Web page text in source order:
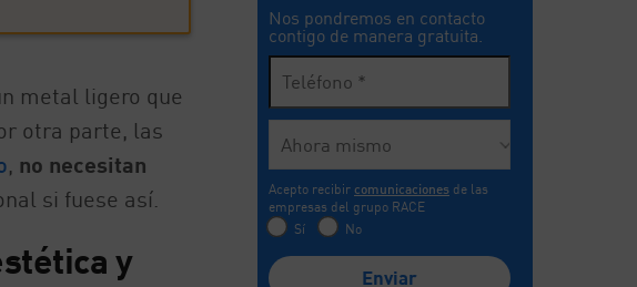
metal ligero que
otra parte, las
, no necesitan
si fuese así.
y
Nos pondremos en contacto
contigo de manera gratuita.
Acepto recibir comunicaciones de las
empresas del grupo RACE
Sí
No